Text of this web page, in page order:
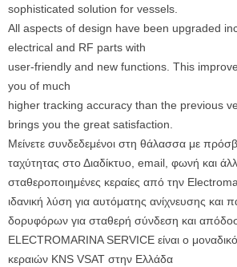
sophisticated solution for vessels.
All aspects of design have been upgraded
electrical and RF parts with
user-friendly and new functions. This
you of much
higher tracking accuracy than the previous
brings you the great satisfaction.
Μείνετε συνδεδεμένοι στη θάλασσα με
ταχύτητας στο Διαδίκτυο, email, φωνή και
σταθεροποιημένες κεραίες από την
ιδανική λύση για αυτόματης ανίχνευσης και
δορυφόρων για σταθερή σύνδεση και
ELECTROMARINA SERVICE είναι ο
κεραιών KNS VSAT στην Ελλάδα